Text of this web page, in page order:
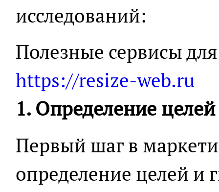
исследований:
Полезные сервисы
https://resize-web.ru
1. Определение
Первый шаг в
определение целей и